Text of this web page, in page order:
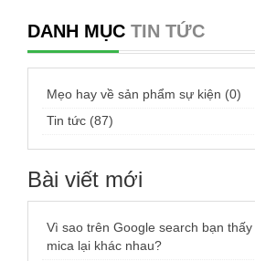
DANH MỤC TIN TỨC
Mẹo hay về sản phẩm sự kiện (0)
Tin tức (87)
Bài viết mới
Vì sao trên Google search bạn
mica lại khác nhau?